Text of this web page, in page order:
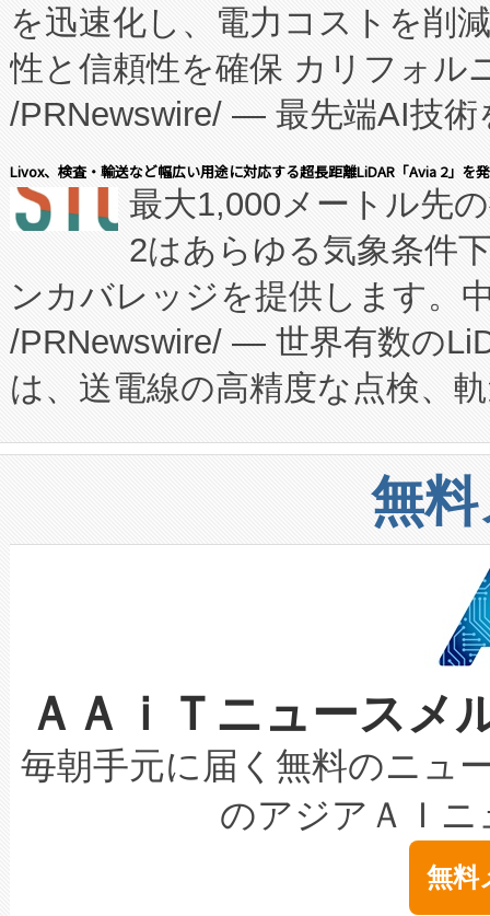
従来のフェッドバッチ施設の
に、患者やサプライチェーン
キー方式で拡張性が高く、持
す。FCCM‑を活用した現地生
患者にとっての費用負担を大
のアクセスを大幅に拡大する
Fully-Connected Continuous
プログラムには、施設設計・
に関する技術移転および知的
構造化トレーニングカリキュ
上げおよび商用化段階におけ
設備整備および立ち上げ調整
加組織は、Enzeneのバイオ
選定された製品について、自
取得できる可能性もあります
設には、3億～4億ドルかか
最高経営責任者（CEO）であ
す。「当社のfully-connected
ームを利用すれば、6,000万
きます。この効率性は、フェ
を迅速化し、電力コストを削
性と信頼性を確保 カリフォル
/PRNewswire/ — 最先端AI技術
会社エーアイ・アンド：本社
President原信平）と、エンタ
ードするVoltaiqは、日本にあ
ーエネルギー貯蔵システム（
た。 Voltaiq独自のAI搭載プラ
定、統合、導入、運用に至る
安全性を追跡し、確保する事
増加しているデータセンター
る電力網に大きな負担をかけ
事業者の負担軽減という課題
系統連系を迅速にし、ピーク
限を超えて利用可能な電力容
持できるよう貢献します。こ
ービスレベル契約（SLA）違
テリー性能の劣化によるダウ
念は、現在データセンターが
ます。 Voltaiq provides a
Livox、検査・輸送など幅広い用途に対応する超長距離LiDAR「Avia 2」を
最大1,000メートル先
2はあらゆる気象条件
ンカバレッジを提供します。
/PRNewswire/ — 世界有数の
は、送電線の高精度な点検、
や穀物倉庫におけるバルク材
リューション「Avia 2」を発
したAvia 2は、1,000メート
狭視野のFOVを切り替えるこ
ケーブル、枝などの細かな対
なレーザースポットにより、
な環境下でも豊かなディテー
キロメートル範囲を検出
LiDAR for Inspections,
は1535 nmレーザーを搭載。
イズの小径化を実現すること
無
ＡＡｉＴニュース
毎朝手元に届く無料のニュ
のアジアＡＩ
無料